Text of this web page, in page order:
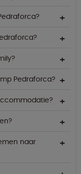
Pedraforca?
naar